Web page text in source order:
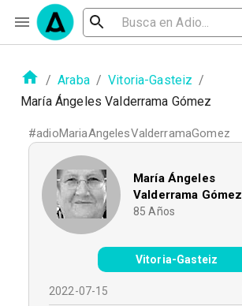
/ Araba / Vitoria-Gasteiz /
María Ángeles Valderrama Gómez
#adioMariaAngelesValderramaGomez
María Ángeles
Valderrama Gómez
85 Años
Vitoria-Gasteiz
2022-07-15